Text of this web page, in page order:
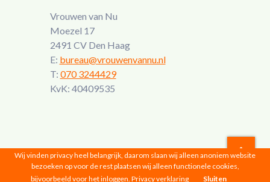
Vrouwen van Nu
Moezel 17
2491 CV Den Haag
E: bureau@vrouwenvannu.nl
T: 070 3244429
KvK: 40409535
Vrouwen van Nu © 2026 |Privacyverklaring
Wij vinden privacy heel belangrijk, daarom slaan wij alleen anoniem website
bezoeken op voor de rest plaatsen wij alleen functionele cookies,
bijvoorbeeld voor het inloggen. Privacy verklaring Sluiten